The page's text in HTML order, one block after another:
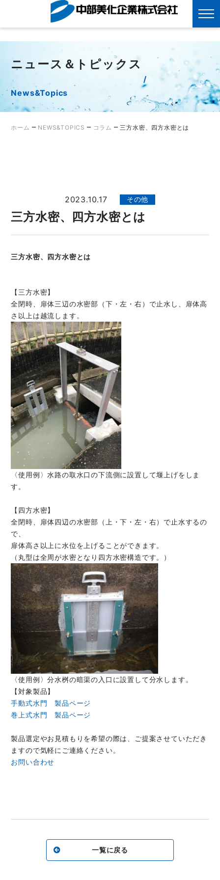
ニュース＆トピックス
News&Topics
ホーム – NEWS&TOPICS – コラム – 三方水密、四方水密とは
三方水密、四方水密とは
2023.10.17 その他
三方水密、四方水密とは
【三方水密】
全閉時、扉体三辺の水密部（下・左・右）で止水し、扉体高
さ以上は越流します。
〈使用例〉水路の取水口の下流側に設置して堰上げをしま
す。
【四方水密】
全閉時、扉体四辺の水密部（上・下・左・右）で止水するの
で、
扉体高さ以上に水位を上げることができます。
（丸型は全周が水密となり四方水密構造です。）
〈使用例〉分水桝の暗渠の入口に設置して分水します。
【対象製品】
手動式水門 製品ページ
巻上式水門 製品ページ
製品選定やお見積もりを希望の際は、ご提案させていただき
ますので気軽にご連絡ください。
お問い合わせ
一覧に戻る